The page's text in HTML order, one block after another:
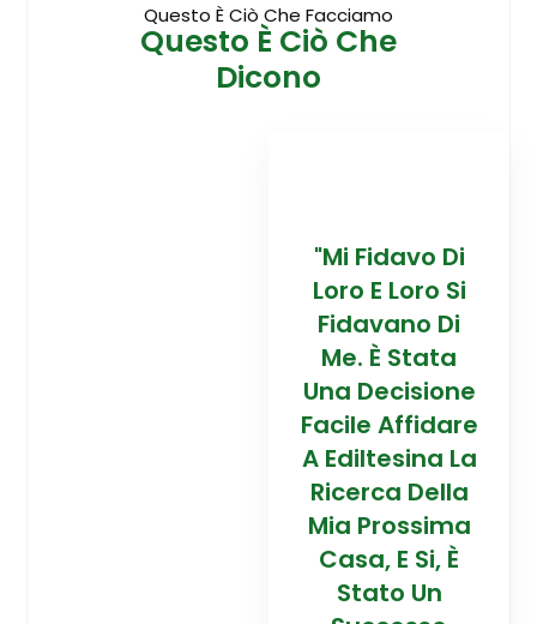
Questo È Ciò Che Facciamo
Questo È Ciò Che
Dicono
"Mi Fidavo Di
Loro E Loro Si
Fidavano Di
Me. È Stata
Una Decisione
Facile Affidare
A Ediltesina La
Ricerca Della
Mia Prossima
Casa, E Si, È
Stato Un